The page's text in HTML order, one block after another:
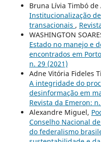
Bruna Lívia Timbó
Institucionalização
transacionais ,
WASHINGTON
Estado no manejo e
encontrados em
n. 29 (2021)
Adne Vitória Fideles
A integridade do
desinformação em
Revista da Emeron:
Alexandre Miguel,
Conselho Nacional
do federalismo